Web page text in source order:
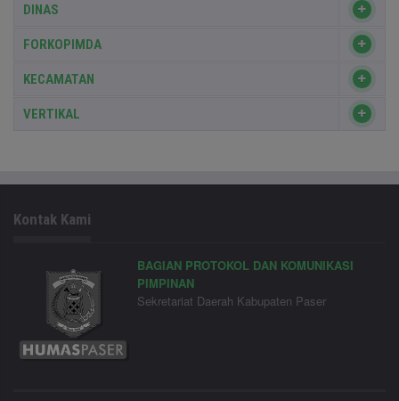
DINAS
FORKOPIMDA
KECAMATAN
VERTIKAL
Kontak Kami
BAGIAN PROTOKOL DAN KOMUNIKASI
PIMPINAN
Sekretariat Daerah Kabupaten Paser